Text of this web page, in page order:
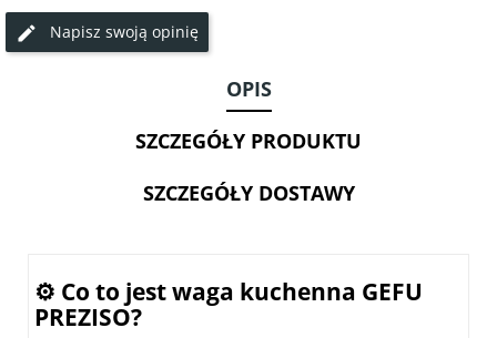
schabu
wieprzowego
bez
ze
schabu
300g
Napisz swoją opinię
OPIS
SZCZEGÓŁY PRODUKTU
SZCZEGÓŁY DOSTAWY
⚙️ Co to jest waga kuchenna GEFU
PREZISO?